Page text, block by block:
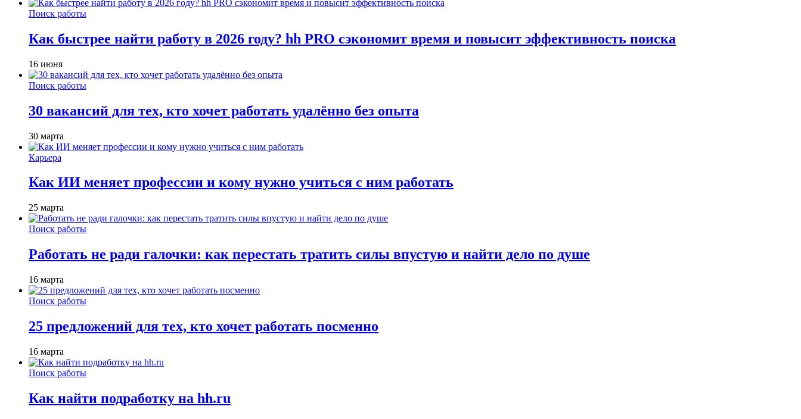
Поиск работы
Как быстрее найти работу в 2026 году? hh PRO сэкономит время и повысит эффективность поиска
16 июня
Поиск работы
30 вакансий для тех, кто хочет работать удалённо без опыта
30 марта
Карьера
Как ИИ меняет профессии и кому нужно учиться с ним работать
25 марта
Поиск работы
Работать не ради галочки: как перестать тратить силы впустую и найти дело по душе
16 марта
Поиск работы
25 предложений для тех, кто хочет работать посменно
16 марта
Поиск работы
Как найти подработку на hh.ru